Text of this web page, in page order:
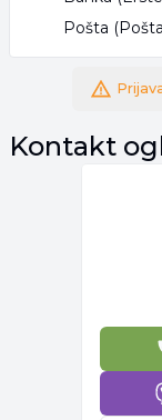
Pošta
Kontakt